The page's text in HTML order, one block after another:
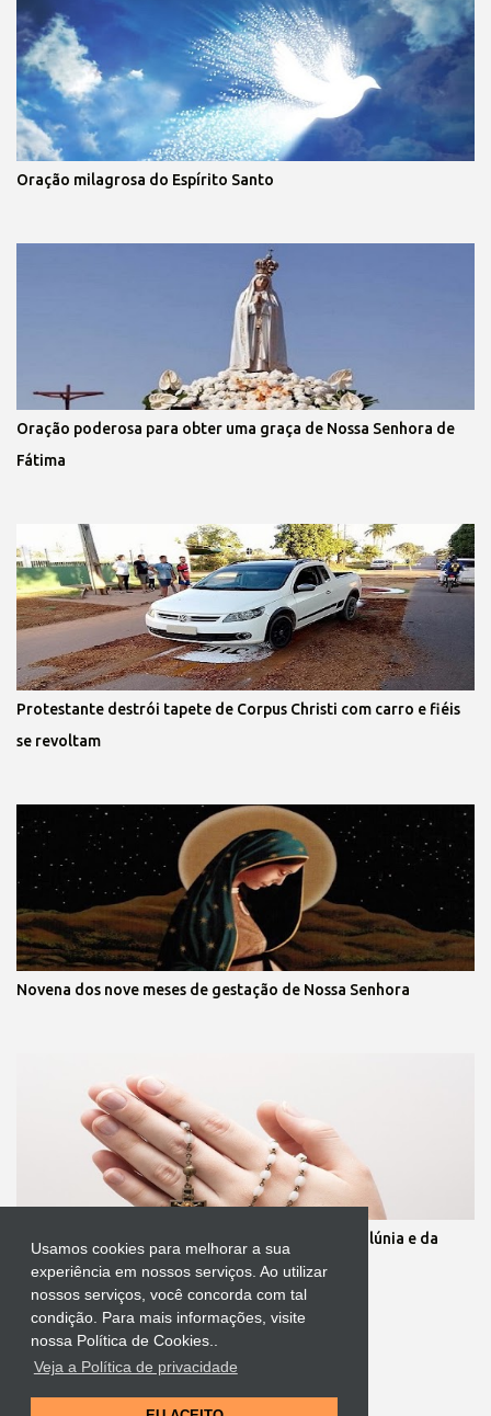
Usamos cookies para melhorar a sua
experiência em nossos serviços. Ao utilizar
nossos serviços, você concorda com tal
condição. Para mais informações, visite
nossa Política de Cookies..
Veja a Política de privacidade
Oração milagrosa do Espírito Santo
Oração poderosa para obter uma graça de Nossa Senhora de
Fátima
Protestante destrói tapete de Corpus Christi com carro e fiéis
se revoltam
Novena dos nove meses de gestação de Nossa Senhora
Oração para quebrar as muralhas da inveja, da calúnia e da
mentira
Tecnologia do Blogger